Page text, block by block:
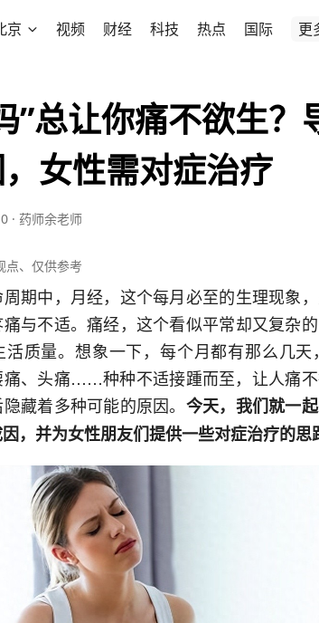
京 视频 财经 科技 热点 国际 更
”总让你痛不欲生？
女性需对症治疗
· 药师余老师
点、仅供参考
期中，月经，这个每月必至的生理现象
与不适。痛经，这个看似平常却又复杂
活质量。想象一下，每个月都有那么几
痛、头痛……种种不适接踵而至，让人痛
藏着多种可能的原因。 今天，我们就一
，并为女性朋友们提供一些对症治疗的思